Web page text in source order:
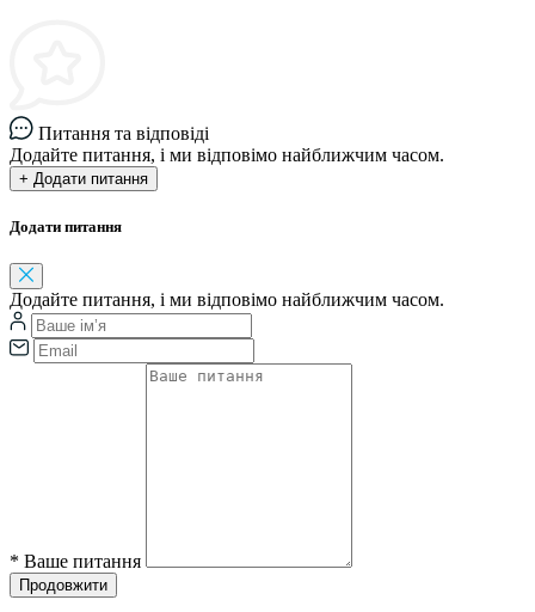
Питання та відповіді
Додайте питання, і ми відповімо найближчим часом.
+ Додати питання
Додати питання
Додайте питання, і ми відповімо найближчим часом.
* Ваше питання
Продовжити